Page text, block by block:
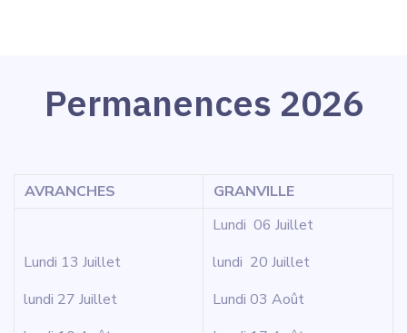
Permanences 2026
AVRANCHES GRANVILLE
Lundi 13 Juillet
lundi 27 Juillet
Lundi 06 Juillet
lundi 20 Juillet
Lundi 03 Août